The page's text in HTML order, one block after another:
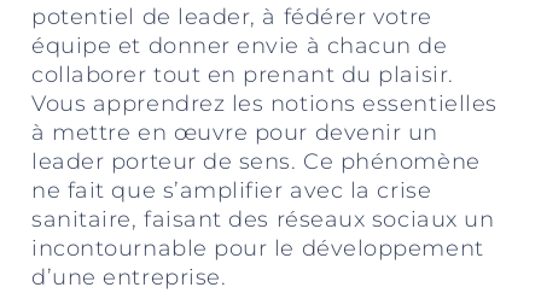
potentiel de leader, à fédérer votre
équipe et donner envie à chacun de
collaborer tout en prenant du plaisir.
Vous apprendrez les notions essentielles
à mettre en œuvre pour devenir un
leader porteur de sens. Ce phénomène
ne fait que s’amplifier avec la crise
sanitaire, faisant des réseaux sociaux un
incontournable pour le développement
d’une entreprise.